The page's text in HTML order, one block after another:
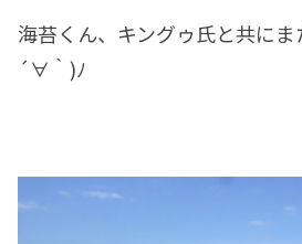
海苔くん、キングゥ氏と共に
´∀｀)ﾉ